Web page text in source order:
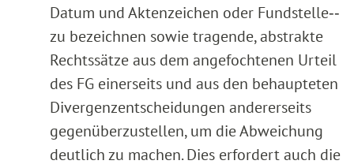
Datum und Aktenzeichen oder Fundstelle‑‑
zu bezeichnen sowie tragende, abstrakte
Rechtssätze aus dem angefochtenen Urteil
des FG einerseits und aus den behaupteten
Divergenzentscheidungen andererseits
gegenüberzustellen, um die Abweichung
deutlich zu machen. Dies erfordert auch die